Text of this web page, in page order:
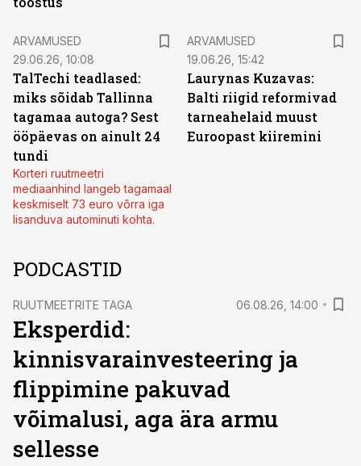
ARVAMUSED
29.06.26, 10:08
TalTechi teadlased:
miks sõidab Tallinna
tagamaa autoga? Sest
ööpäevas on ainult 24
tundi
Korteri ruutmeetri
mediaanhind langeb tagamaal
keskmiselt 73 euro võrra iga
lisanduva autominuti kohta.
ARVAMUSED
19.06.26, 15:42
Laurynas Kuzavas:
Balti riigid reformivad
tarneahelaid muust
Euroopast kiiremini
PODCASTID
RUUTMEETRITE TAGA 06.08.26, 14:00
Eksperdid:
kinnisvarainvesteering ja
flippimine pakuvad
võimalusi, aga ära armu
sellesse